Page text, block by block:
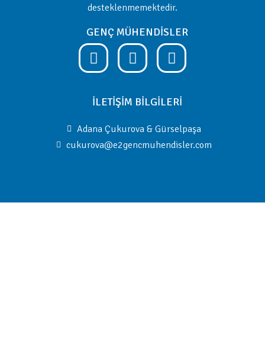
desteklenmemektedir.
GENÇ MÜHENDİSLER
İLETİŞİM BİLGİLERİ
Adana Çukurova & Gürselpaşa
cukurova@e2gencmuhendisler.com